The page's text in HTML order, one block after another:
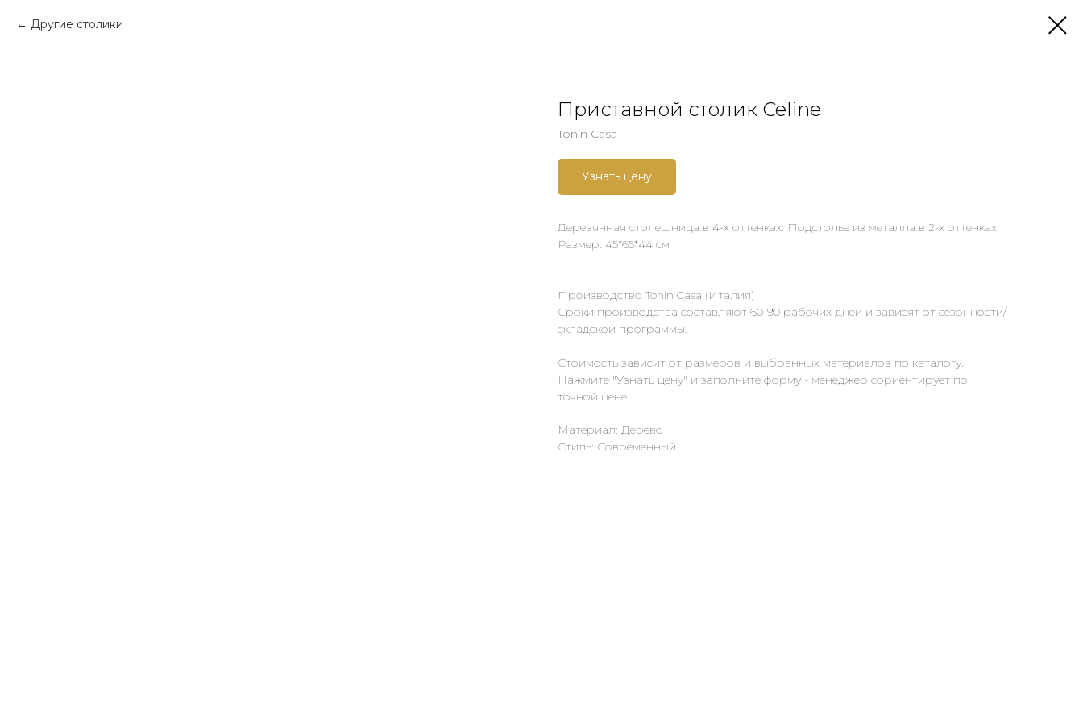
Другие столики
Приставной столик Celine
Tonin Casa
Узнать цену
Деревянная столешница в 4-х оттенках. Подстолье из металла в 2-х оттенках.
Размер: 45*65*44 см
Производство Tonin Casa (Италия)
Сроки производства составляют 60-90 рабочих дней и зависят от сезонности/
складской программы.
Стоимость зависит от размеров и выбранных материалов по каталогу.
Нажмите "Узнать цену" и заполните форму - менеджер сориентирует по
точной цене.
Материал: Дерево
Стиль: Современный